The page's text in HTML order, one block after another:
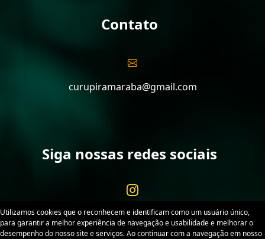
Contato
curupiramaraba@gmail.com
Siga nossas redes sociais
Utilizamos cookies que o reconhecem e identificam como um usuário único,
para garantir a melhor experiência de navegação e usabilidade e melhorar o
desempenho do nosso site e serviços. Ao continuar com a navegação em nosso